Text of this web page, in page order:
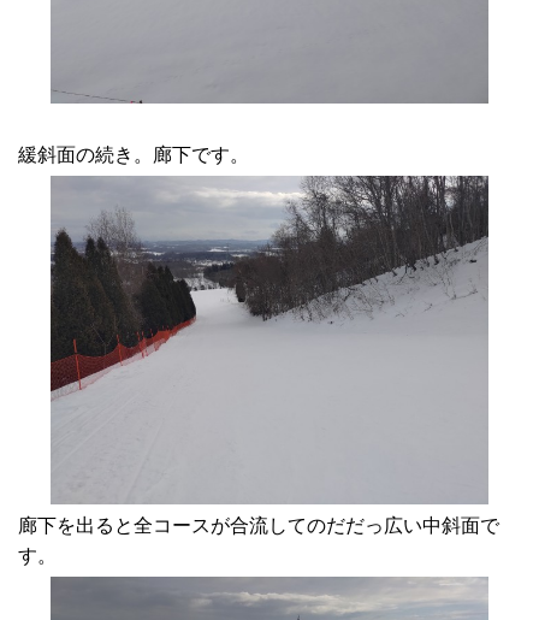
緩斜面の続き。廊下です。
廊下を出ると全コースが合流してのだだっ広い中斜面で
す。